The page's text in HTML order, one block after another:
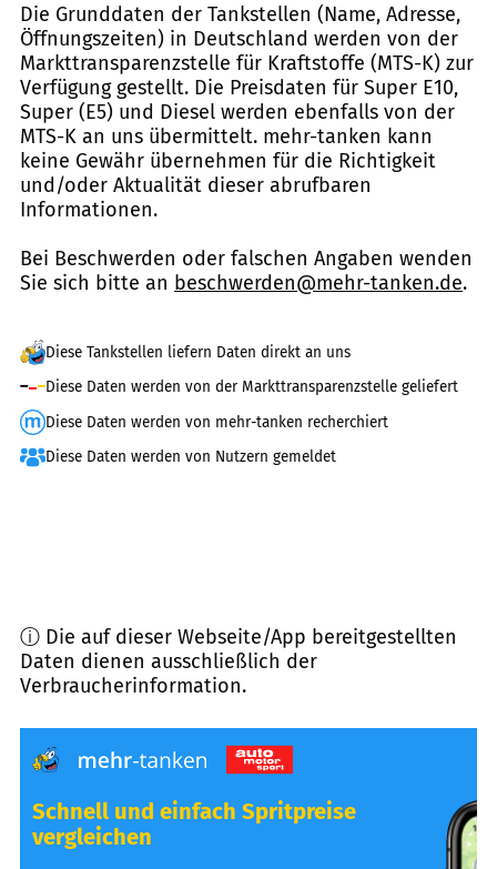
Die Grunddaten der Tankstellen (Name, Adresse,
Öffnungszeiten) in Deutschland werden von der
Markttransparenzstelle für Kraftstoffe (MTS-K) zur
Verfügung gestellt. Die Preisdaten für Super E10,
Super (E5) und Diesel werden ebenfalls von der
MTS-K an uns übermittelt. mehr-tanken kann
keine Gewähr übernehmen für die Richtigkeit
und/oder Aktualität dieser abrufbaren
Informationen.
Bei Beschwerden oder falschen Angaben wenden
Sie sich bitte an beschwerden@mehr-tanken.de.
Diese Tankstellen liefern Daten direkt an uns
Diese Daten werden von der Markttransparenzstelle geliefert
Diese Daten werden von mehr-tanken recherchiert
Diese Daten werden von Nutzern gemeldet
ⓘ Die auf dieser Webseite/App bereitgestellten
Daten dienen ausschließlich der
Verbraucherinformation.
Schnell und einfach Spritpreise
vergleichen